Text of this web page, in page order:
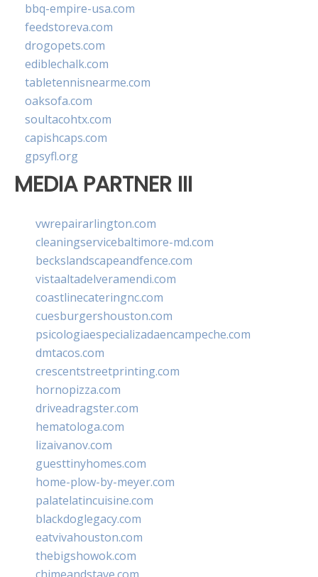
bbq-empire-usa.com
feedstoreva.com
drogopets.com
ediblechalk.com
tabletennisnearme.com
oaksofa.com
soultacohtx.com
capishcaps.com
gpsyfl.org
MEDIA PARTNER III
vwrepairarlington.com
cleaningservicebaltimore-md.com
beckslandscapeandfence.com
vistaaltadelveramendi.com
coastlinecateringnc.com
cuesburgershouston.com
psicologiaespecializadaencampeche.com
dmtacos.com
crescentstreetprinting.com
hornopizza.com
driveadragster.com
hematologa.com
lizaivanov.com
guesttinyhomes.com
home-plow-by-meyer.com
palatelatincuisine.com
blackdoglegacy.com
eatvivahouston.com
thebigshowok.com